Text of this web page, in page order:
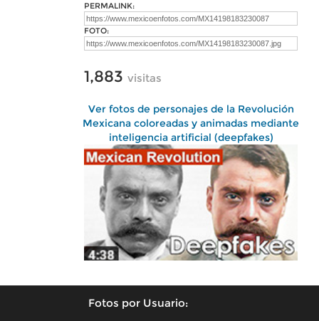
PERMALINK:
FOTO:
1,883 visitas
Ver fotos de personajes de la Revolución
Mexicana coloreadas y animadas mediante
inteligencia artificial (deepfakes)
Fotos por Usuario: